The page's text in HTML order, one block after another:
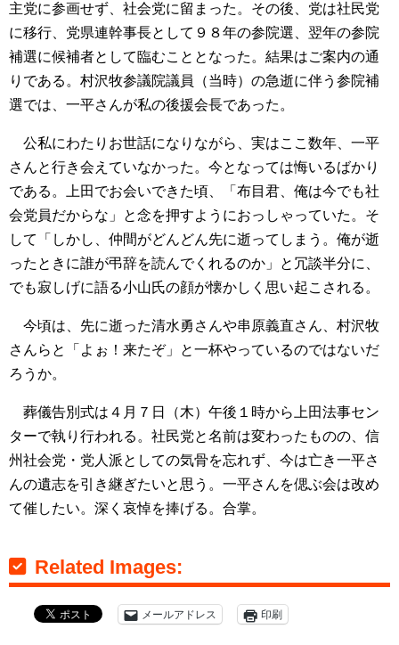
主党に参画せず、社会党に留まった。その後、党は社民党
に移行、党県連幹事長として９８年の参院選、翌年の参院
補選に候補者として臨むこととなった。結果はご案内の通
りである。村沢牧参議院議員（当時）の急逝に伴う参院補
選では、一平さんが私の後援会長であった。
公私にわたりお世話になりながら、実はここ数年、一平
さんと行き会えていなかった。今となっては悔いるばかり
である。上田でお会いできた頃、「布目君、俺は今でも社
会党員だからな」と念を押すようにおっしゃっていた。そ
して「しかし、仲間がどんどん先に逝ってしまう。俺が逝
ったときに誰が弔辞を読んでくれるのか」と冗談半分に、
でも寂しげに語る小山氏の顔が懐かしく思い起こされる。
今頃は、先に逝った清水勇さんや串原義直さん、村沢牧
さんらと「よぉ！来たぞ」と一杯やっているのではないだ
ろうか。
葬儀告別式は４月７日（木）午後１時から上田法事セン
ターで執り行われる。社民党と名前は変わったものの、信
州社会党・党人派としての気骨を忘れず、今は亡き一平さ
んの遺志を引き継ぎたいと思う。一平さんを偲ぶ会は改め
て催したい。深く哀悼を捧げる。合掌。
Related Images:
メールアドレス 印刷